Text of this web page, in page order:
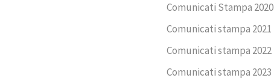
Comunicati Stampa 2020
Comunicati stampa 2021
Comunicati stampa 2022
Comunicati stampa 2023